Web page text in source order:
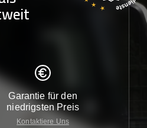
Garantie für den
niedrigsten Preis
Kontaktiere Uns